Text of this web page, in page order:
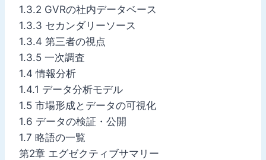
1.3.2 GVRの社内データベース
1.3.3 セカンダリーソース
1.3.4 第三者の視点
1.3.5 一次調査
1.4 情報分析
1.4.1 データ分析モデル
1.5 市場形成とデータの可視化
1.6 データの検証・公開
1.7 略語の一覧
第2章 エグゼクティブサマリー